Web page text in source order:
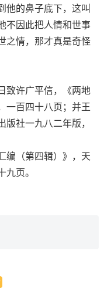
他的鼻子底下，这叫
不因此把人情和世事
之情，那才真是奇怪
许广平信，《两地
一百四十八页；并王
社一九八二年版，
（第四辑）》，天
九页。